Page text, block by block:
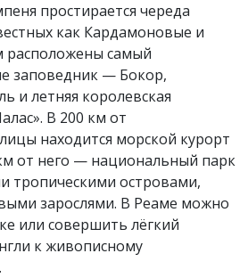
простирается череда
как Кардамоновые и
расположены самый
заповедник — Бокор,
и летняя королевская
В 200 км от
находится морской курорт
от него — национальный парк
тропическими островами,
зарослями. В Реаме можно
или совершить лёгкий
к живописному